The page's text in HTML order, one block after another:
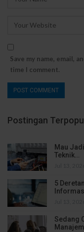
Save my name, email,
time I comment.
Postingan
Mau
Teknik…
5
Sedang